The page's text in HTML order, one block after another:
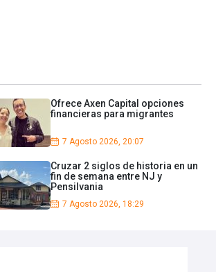
Ofrece Axen Capital opciones
financieras para migrantes
7 Agosto 2026, 20:07
Cruzar 2 siglos de historia en un
fin de semana entre NJ y
Pensilvania
7 Agosto 2026, 18:29